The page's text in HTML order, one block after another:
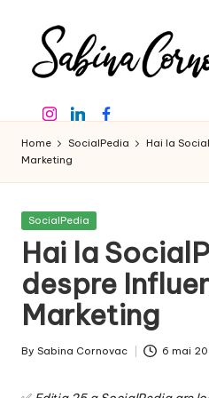
content
a
b
in
a
C
o
r
n
creator
de
conținut
de
ani
-
InstagramLinkedinFacebook
Home SocialPedia
Hai la
Marketing
Posted
SocialPedia
Hai la
despre
Marketing
Posted
By Sabina Cornovac 6 mai